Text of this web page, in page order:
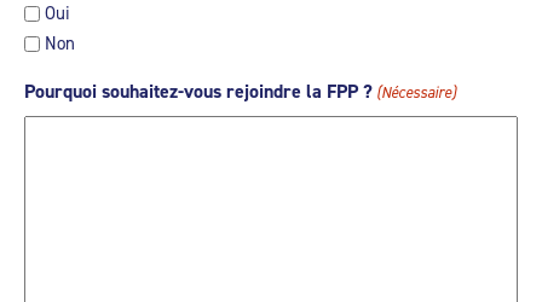
Oui
Non
Pourquoi souhaitez-vous rejoindre la FPP ? (Nécessaire)